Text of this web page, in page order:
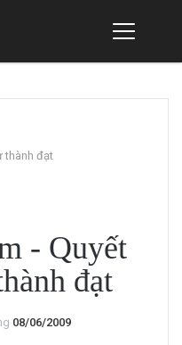
thành đạt
- Quyết
đạt
08/06/2009